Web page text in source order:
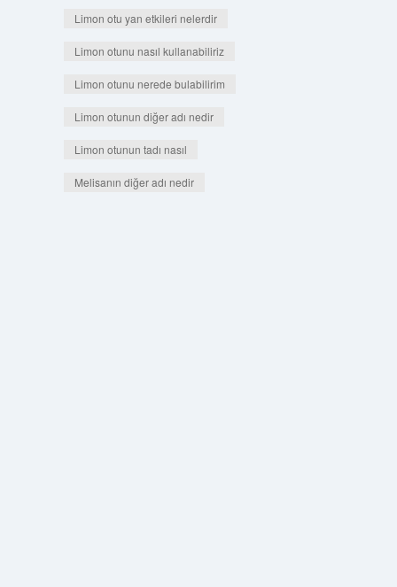
Limon otu yan etkileri nelerdir
Limon otunu nasıl kullanabiliriz
Limon otunu nerede bulabilirim
Limon otunun diğer adı nedir
Limon otunun tadı nasıl
Melisanın diğer adı nedir